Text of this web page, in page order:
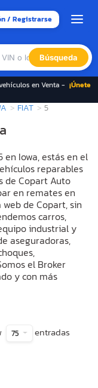
/ Registrarse
Búsqueda
en Venta - ¡Únete
FIAT 5
en Iowa, estás en el
reparables
de Copart Auto
en remates en
de Copart, sin
carros,
industrial y
aseguradoras,
el Broker
y con más
75 entradas